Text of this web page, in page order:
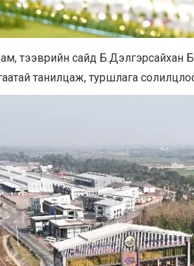
тээврийн сайд Б.Дэлгэрсайхан
танилцаж, туршлага